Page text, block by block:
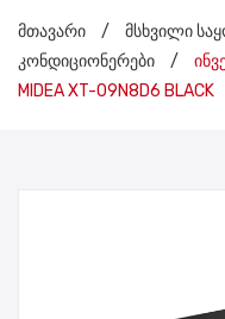
No
მთავარი / მსხვილი
კონდიციონერები
/
MIDEA XT-09N8D6 BLACK